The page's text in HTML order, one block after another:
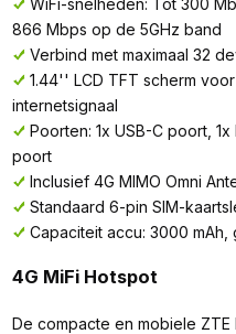
WiFi-snelheden: Tot 300
866 Mbps op de 5GHz band
Verbind met maximaal 32
1.44'' LCD TFT scherm
internetsignaal
Poorten: 1x USB-C poort,
poort
Inclusief 4G MIMO Omni
Standaard 6-pin SIM-
Capaciteit accu: 3000 mAh,
4G MiFi Hotspot
De compacte en mobiele ZTE